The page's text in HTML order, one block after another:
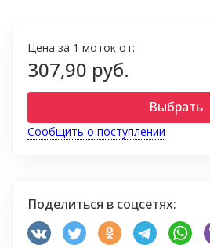
Цена за 1 моток от:
307,90 руб.
Выбрать
Сообщить о поступлении
Поделиться в соцсетях: